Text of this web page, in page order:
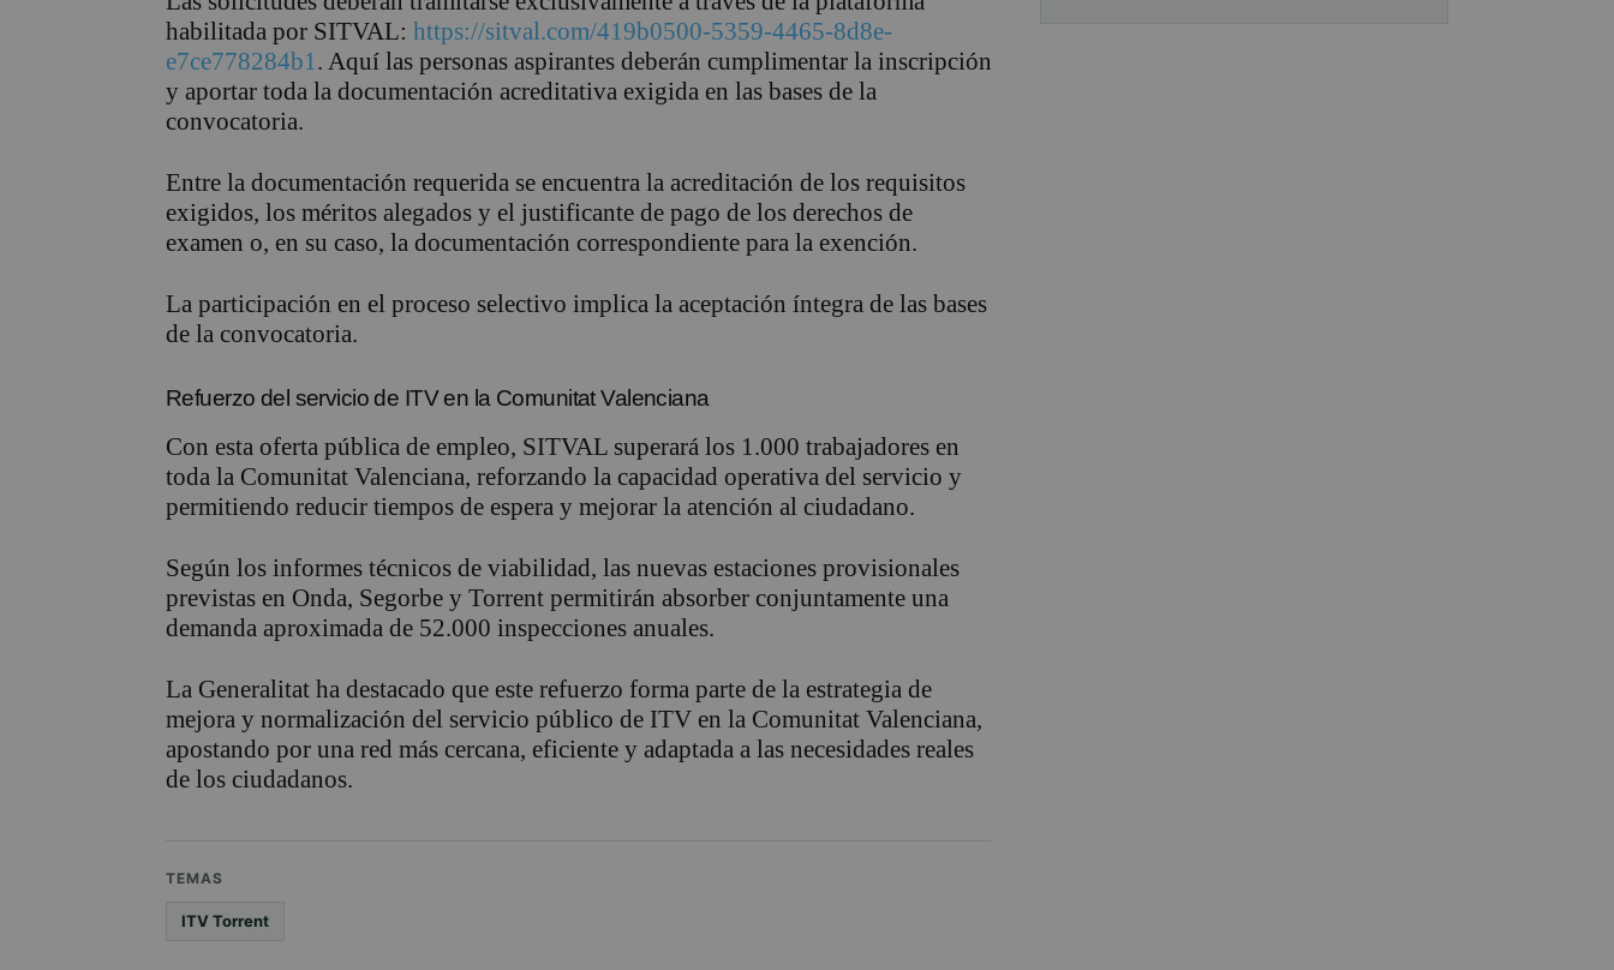
habilitada por SITVAL: https://sitval.com/419b0500-5359-4465-8d8e-
e7ce778284b1. Aquí las personas aspirantes deberán cumplimentar la inscripción
y aportar toda la documentación acreditativa exigida en las bases de la
convocatoria.
Entre la documentación requerida se encuentra la acreditación de los requisitos
exigidos, los méritos alegados y el justificante de pago de los derechos de
examen o, en su caso, la documentación correspondiente para la exención.
La participación en el proceso selectivo implica la aceptación íntegra de las bases
de la convocatoria.
Refuerzo del servicio de ITV en la Comunitat Valenciana
Con esta oferta pública de empleo, SITVAL superará los 1.000 trabajadores en
toda la Comunitat Valenciana, reforzando la capacidad operativa del servicio y
permitiendo reducir tiempos de espera y mejorar la atención al ciudadano.
Según los informes técnicos de viabilidad, las nuevas estaciones provisionales
previstas en Onda, Segorbe y Torrent permitirán absorber conjuntamente una
demanda aproximada de 52.000 inspecciones anuales.
La Generalitat ha destacado que este refuerzo forma parte de la estrategia de
mejora y normalización del servicio público de ITV en la Comunitat Valenciana,
apostando por una red más cercana, eficiente y adaptada a las necesidades reales
de los ciudadanos.
TEMAS
ITV Torrent